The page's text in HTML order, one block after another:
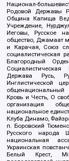
Национал-
Родовой Державы
Община Капища
Учреждение,
Иеговы, Русское
общество, Джамаат
и Карачая, Союз
социалистическая
Благородный
Держава Русь,
Инглистической
Кровь и Честь, О
организация
национальное
Клуба Динамо,
п. Боровский
Русского народа
национальная
Украинская
Белый Крест,